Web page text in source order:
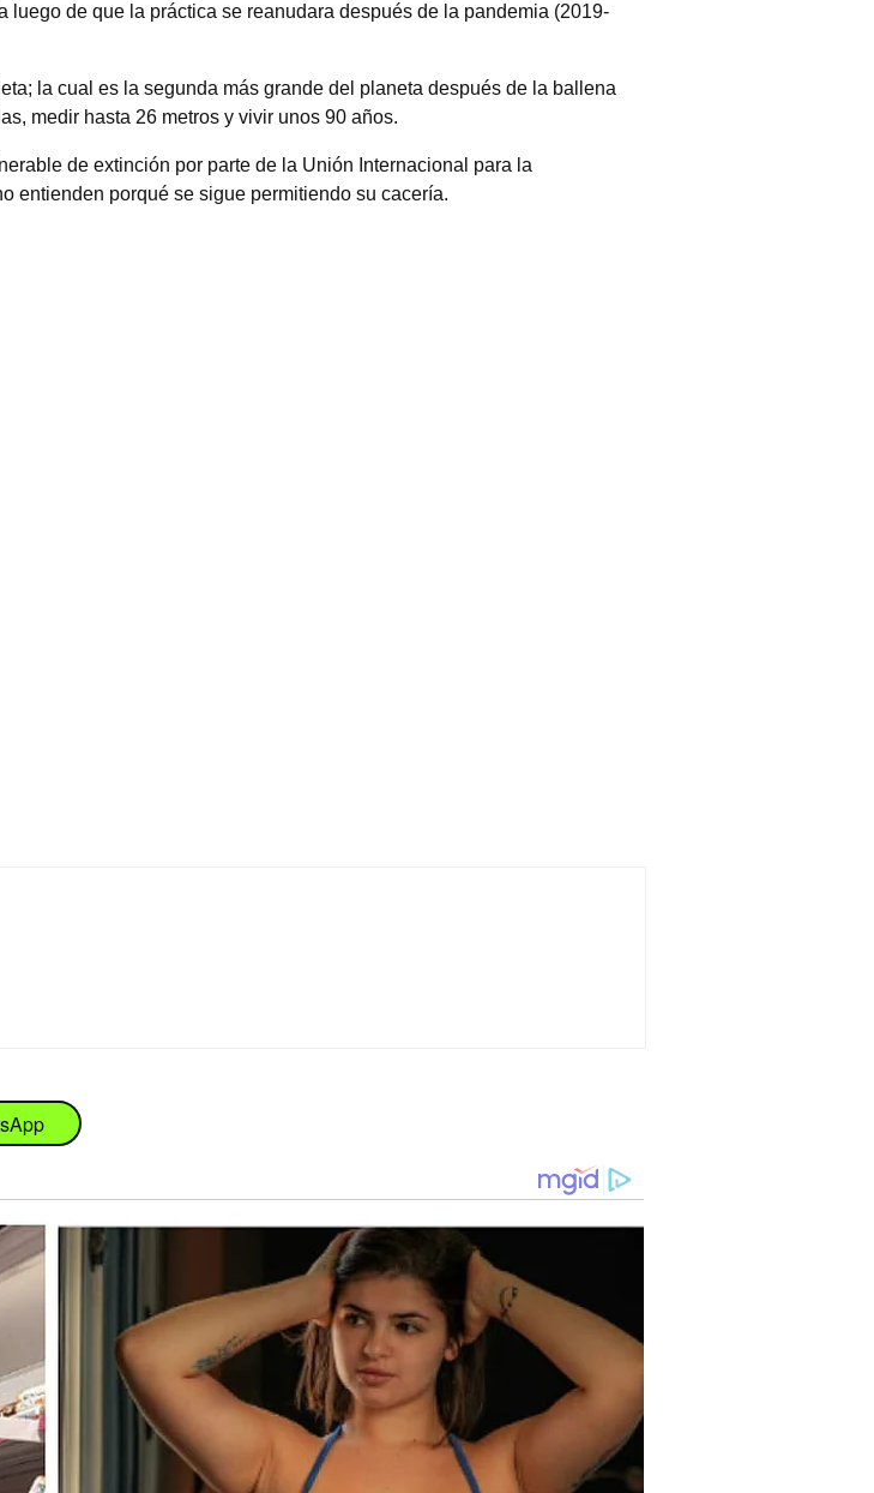
de que la práctica se reanudara después de la pandemia (2019-
la cual es la segunda más grande del planeta después de la ballena
medir hasta 26 metros y vivir unos 90 años.
de extinción por parte de la Unión Internacional para la
entienden porqué se sigue permitiendo su cacería.